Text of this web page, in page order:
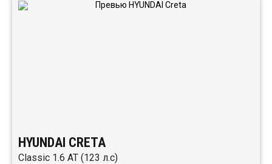
HYUNDAI CRETA
Classic 1.6 АТ (123 л.с)